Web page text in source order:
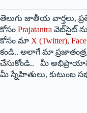
తెలుగు జాతీయ వార్తలు,
కోసం Prajatantra వెబ్‌సైట్
కోసం మా X (Twitter),
కండి.. అలాగే మా ప్రజాతంత్ర,
చేసుకోండి.. మీ
మీ స్నేహితులు, కుటుంబ